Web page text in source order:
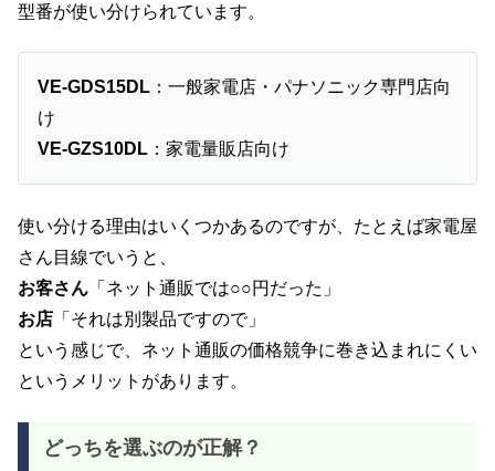
型番が使い分けられています。
VE-GDS15DL ：一般家電店・パナソニック専門店向
け
VE-GZS10DL ：家電量販店向け
使い分ける理由はいくつかあるのですが、たとえば家電屋
さん目線でいうと、
お客さん 「ネット通販では○○円だった」
お店 「それは別製品ですので」
という感じで、ネット通販の価格競争に巻き込まれにくい
というメリットがあります。
どっちを選ぶのが正解？